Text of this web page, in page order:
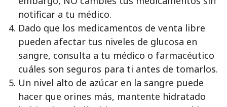
notificar a tu médico.
Dado que los medicamentos de venta libre
pueden afectar tus niveles de glucosa en
sangre, consulta a tu médico o farmacéutico
cuáles son seguros para ti antes de tomarlos.
Un nivel alto de azúcar en la sangre puede
hacer que orines más, mantente hidratado